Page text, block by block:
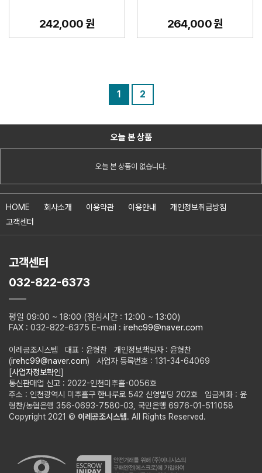
242,000 원 264,000 원
1 2
오늘 본 상품
오늘 본 상품이 없습니다.
HOME 회사소개 이용약관 이용안내
개인정보취급방침
고객센터
고객센터
032-822-6373
평일 09:00 ~ 18:00 (점심시간 : 12:00 ~ 13:00)
FAX : 032-822-6375 E-mail : irehc99@naver.com
이레공조시스템 대표 : 윤형찬 개인정보책임자 : 윤형찬
(irehc99@naver.com) 사업자 등록번호 : 131-34-64069
[사업자정보확인]
통신판매업 신고 : 2022-인천미추홀-0056호
주소 : 인천광역시 미추홀구 한나루로 542 신영빌딩 202호 입금계좌 : 윤
형찬/농협은행 356-0693-7580-03, 국민은행 6976-01-511058
Copyright 2021 © 이레공조시스템. All Rights Reserved.